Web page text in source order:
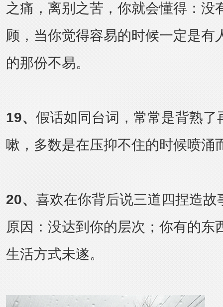
之痛，离别之苦，你就会懂得：没
顾，当你觉得容易的时候一定是有
的那份不易。
19、 假话如同台词，常常是背熟了
嗽，多数是在压抑不住的时候喷涌
20、 喜欢在你背后说三道四捏造故
原因：没达到你的层次；你有的东
生活方式未遂。